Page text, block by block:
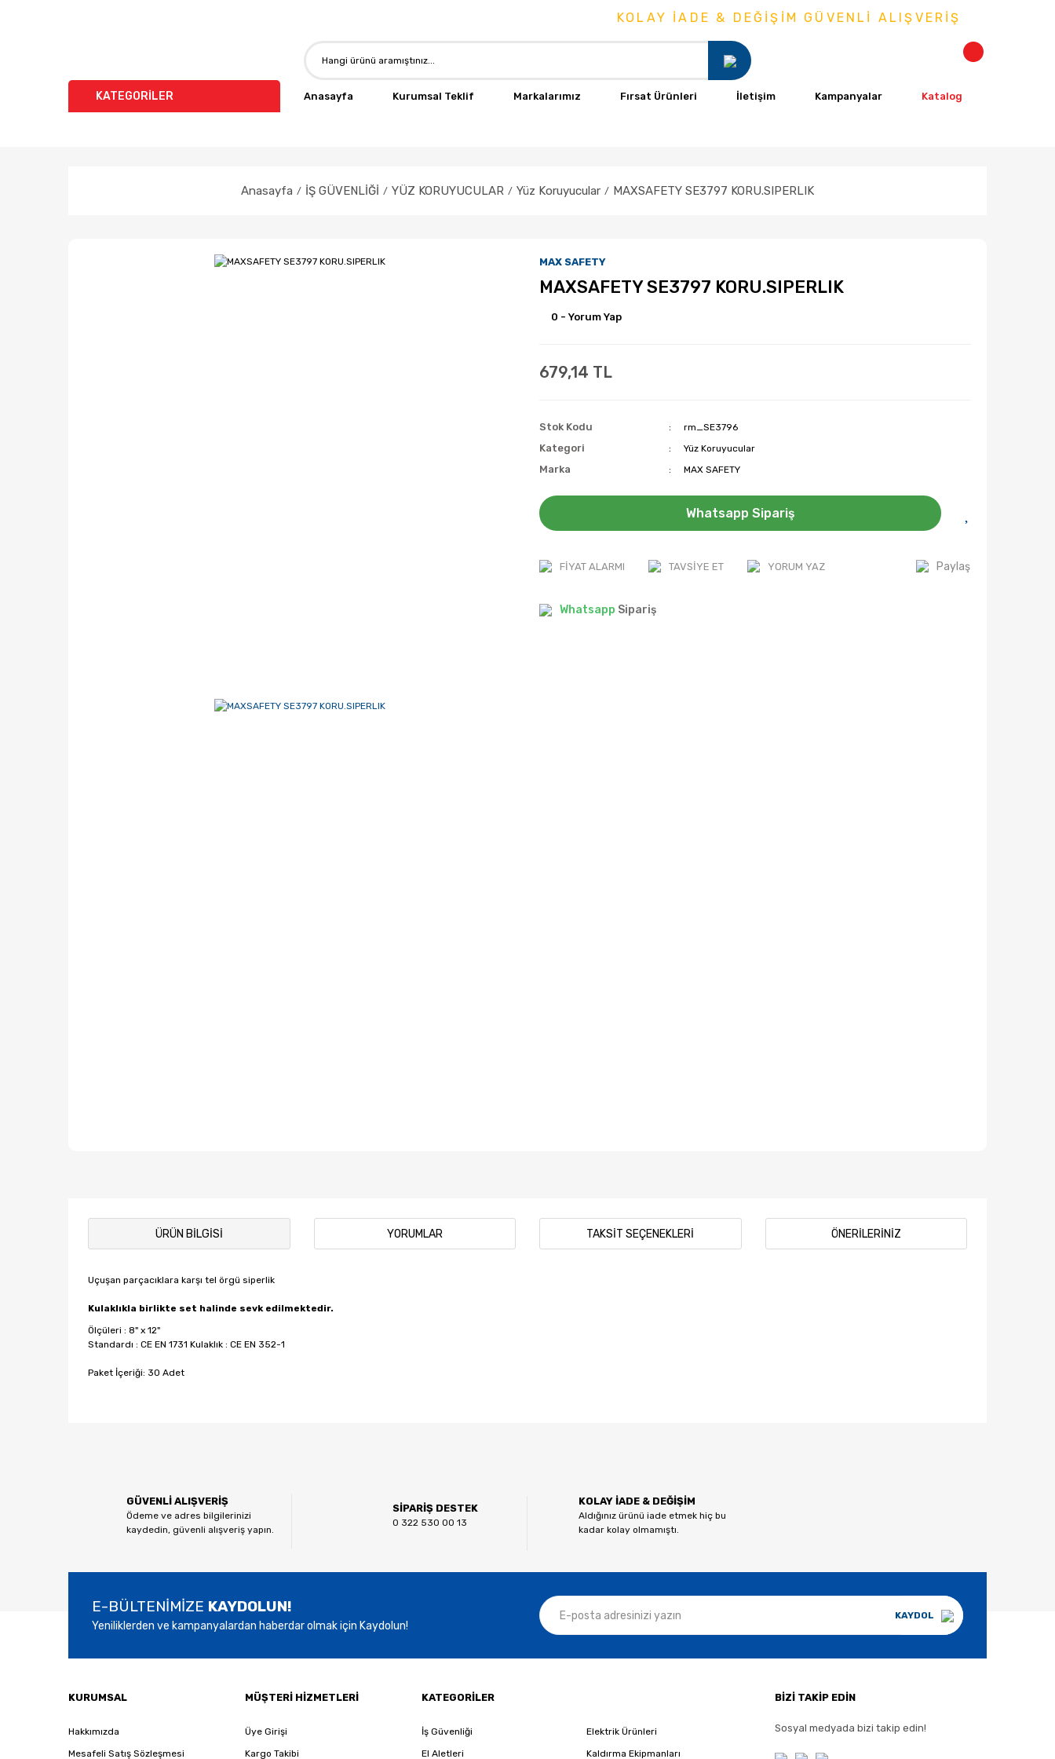
KOLAY İADE & DEĞİŞİM GÜVENLİ ALIŞVERİŞ
KATEGORİLER Anasayfa Kurumsal Teklif Markalarımız Fırsat Ürünleri İletişim Kampanyalar Katalog
Anasayfa İŞ GÜVENLİĞİ YÜZ KORUYUCULAR Yüz Koruyucular MAXSAFETY SE3797 KORU.SIPERLIK
MAX SAFETY
MAXSAFETY SE3797 KORU.SIPERLIK
0 - Yorum Yap
679,14 TL
Stok Kodu rm_SE3796
Kategori Yüz Koruyucular
Marka MAX SAFETY
Whatsapp Sipariş
FIYAT ALARMI TAVSIYE ET YORUM YAZ Paylaş
Whatsapp Sipariş
ÜRÜN BILGISI YORUMLAR TAKSIT SEÇENEKLERI ÖNERILERINIZ
Uçuşan parçacıklara karşı tel örgü siperlik
Kulaklıkla birlikte set halinde sevk edilmektedir.
Ölçüleri : 8" x 12"
Standardı : CE EN 1731 Kulaklık : CE EN 352-1
Paket İçeriği: 30 Adet
Ürün açıklamasında eksik bilgiler bulunuyor.
Ürün bilgilerinde hatalar bulunuyor.
GÜVENLİ ALIŞVERİŞ
Ödeme ve adres bilgilerinizi
kaydedin, güvenli alışveriş yapın.
SİPARİŞ DESTEK
0 322 530 00 13
KOLAY İADE & DEĞİŞİM
Aldığınız ürünü iade etmek hiç bu
kadar kolay olmamıştı.
E-BÜLTENİMİZE KAYDOLUN!
Yeniliklerden ve kampanyalardan haberdar olmak için Kaydolun!
KAYDOL
KURUMSAL
Hakkımızda
Mesafeli Satış Sözleşmesi
MÜŞTERİ HİZMETLERİ
Üye Girişi
Kargo Takibi
KATEGORİLER
İş Güvenliği
Elektrik Ürünleri
El Aletleri
Kaldırma Ekipmanları
BİZİ TAKİP EDİN
Sosyal medyada bizi takip edin!